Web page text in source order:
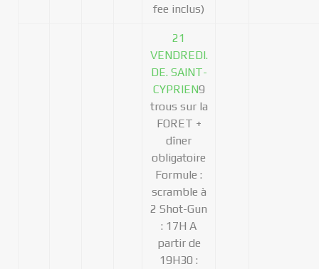
fee inclus)
21
VENDREDI.
DE. SAINT-
CYPRIEN9
trous sur la
FORET +
dîner
obligatoire
Formule :
scramble à
2 Shot-Gun
: 17H A
partir de
19H30 :